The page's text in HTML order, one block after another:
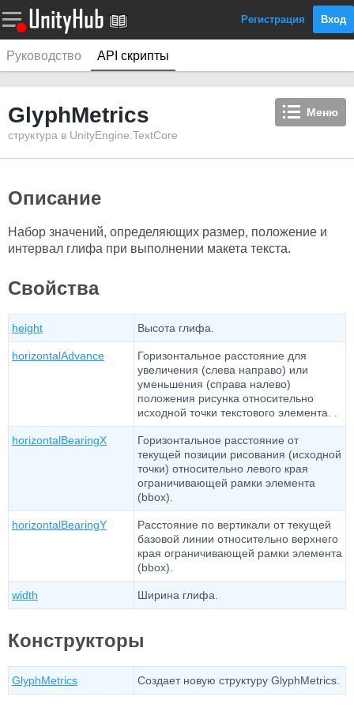
Регистрация Вход
Руководство API скрипты
Меню
GlyphMetrics
структура в UnityEngine.TextCore
Описание
Набор значений, определяющих размер, положение и
интервал глифа при выполнении макета текста.
Свойства
height Высота глифа.
horizontalAdvance
Горизонтальное расстояние для
увеличения (слева направо) или
уменьшения (справа налево)
положения рисунка относительно
исходной точки текстового элемента. .
horizontalBearingX
Горизонтальное расстояние от
текущей позиции рисования (исходной
точки) относительно левого края
ограничивающей рамки элемента
(bbox).
horizontalBearingY
Расстояние по вертикали от текущей
базовой линии относительно верхнего
края ограничивающей рамки элемента
(bbox).
width Ширина глифа.
Конструкторы
GlyphMetrics Создает новую структуру GlyphMetrics.